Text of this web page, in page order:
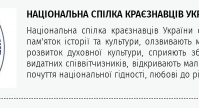
НАЦІОНАЛЬНА СПІЛКА КРАЄЗНАВЦІВ
Національна спілка краєзнавців
пам'яток історії та культури,
розвиток духовної культури, сприяють
видатних співвітчизників, відкривають
почуття національної гідності, любові до